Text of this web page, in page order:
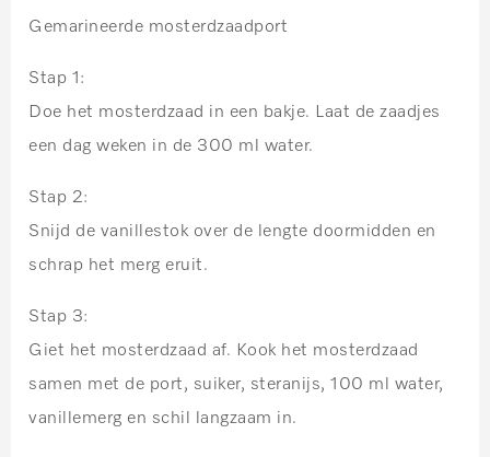
Gemarineerde mosterdzaadport
Stap 1:
Doe het mosterdzaad in een bakje. Laat de zaadjes
een dag weken in de 300 ml water.
Stap 2:
Snijd de vanillestok over de lengte doormidden en
schrap het merg eruit.
Stap 3:
Giet het mosterdzaad af. Kook het mosterdzaad
samen met de port, suiker, steranijs, 100 ml water,
vanillemerg en schil langzaam in.